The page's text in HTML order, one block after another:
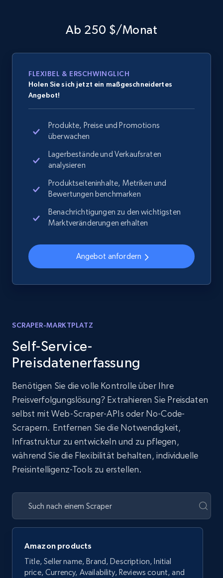
Ab 250 $/Monat
FLEXIBEL & ERSCHWINGLICH
Holen Sie sich jetzt ein maßgeschneidertes
Angebot!
Produkte, Preise und Promotions
überwachen
Lagerbestände und Verkaufsraten
analysieren
Produktseiteninhalte, Metriken und
Bewertungen benchmarken
Benachrichtigungen zu den wichtigsten
Marktveränderungen erhalten
Angebot anfordern
SCRAPER-MARKTPLATZ
Self-Service-
Preisdatenerfassung
Benötigen Sie die volle Kontrolle über Ihre
Preisverfolgungslösung? Extrahieren Sie Preisdaten
selbst mit Web-Scraper-APIs oder No-Code-
Scrapern. Entfernen Sie die Notwendigkeit,
Infrastruktur zu entwickeln und zu pflegen,
während Sie die Flexibilität behalten, individuelle
Preisintelligenz-Tools zu erstellen.
Amazon products
Title, Seller name, Brand, Description, Initial
price, Currency, Availability, Reviews count, and